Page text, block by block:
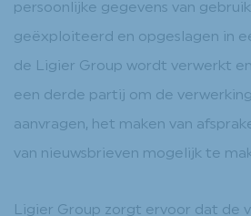
persoonlijke gegevens van
geëxploiteerd en opgeslagen in
de Ligier Group wordt verwerkt
een derde partij om de
aanvragen, het maken van
van nieuwsbrieven mogelijk te
Ligier Group zorgt ervoor dat de